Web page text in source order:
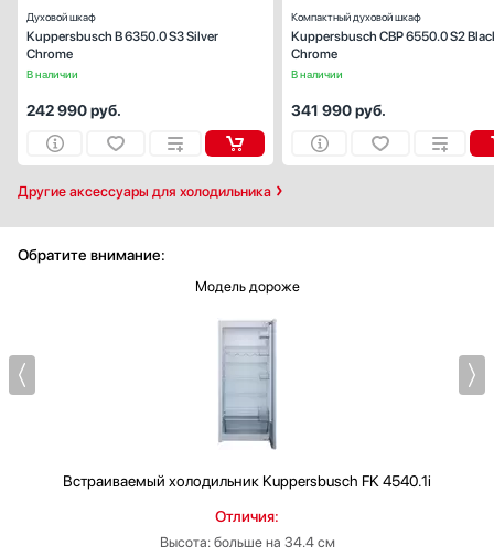
Другие аксессуары для холодильника
В наличии
Духовой шкаф
Kuppersbusch B 6350.0 S3 Silver
Chrome
242 990руб.
В наличии
Компактный духовой шкаф
Kuppersbusch CBP 6550.0 S2
Chrome
341 990руб.
Обратите внимание:
Модель дороже
Встраиваемый холодильник Kuppersbusch FK 4540.1i
Отличия:
Высота: больше на 34.4 см